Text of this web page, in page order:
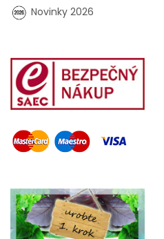
Novinky 2026